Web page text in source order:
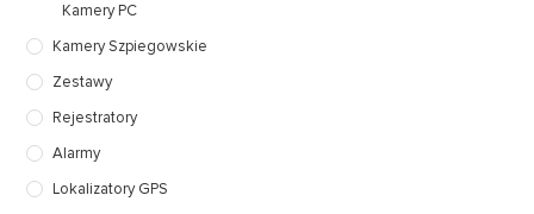
Kamery PC
Kamery Szpiegowskie
Zestawy
Rejestratory
Alarmy
Lokalizatory GPS